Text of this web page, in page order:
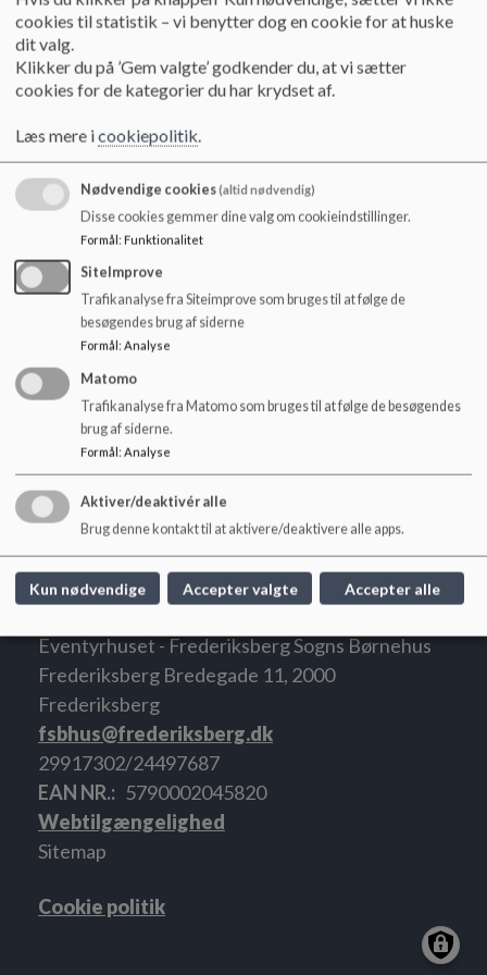
udforske verden omkring dem, styrke deres sociale relationer
og finde glæde i både det velkendte og det nye.
Navnet Eventyrhuset afspejler vores tilgang til
– vi ser eventyret i alt fra en tur til Frederiksberg
Have til en hyggestund med højtlæsning. Vi tror på, at selv de
mindste øjeblikke kan blive magiske, når de deles med andre.
Vores institution har to afdelinger med gode legepladser og
masser af muligheder for leg og udforskning. Vi tager på
udflugter i nærområdet og skaber rum for både fordybelse
og bevægelse i hverdagen.
Vi glæder os til at byde jer velkommen i vores børnehus –
hvor der altid er plads til leg, læring og eventyr.
Vores Børnehus ligger på to matrikler, der blot er adskilt af
en lille vej - den ene matrikel ligger på
Frederiksberg
Bredegade, mens den anden ligger påStorm Petersens vej
Åbningstider:
Mandag - torsdag: 7:00 - 17:00
Fredag: 7:30 - 16:30
Eventyrhuset - Frederiksberg Sogns Børnehus
Frederiksberg Bredegade 11, 2000
Frederiksberg
fsbhus@frederiksberg.dk
29917302/24497687
EAN NR.
5790002045820
Webtilgængelighed
Sitemap
Cookie politik
cookies til statistik – vi benytter dog en cookie for at huske
dit valg.
Klikker du på ’Gem valgte’ godkender du, at vi sætter
cookies for de kategorier du har krydset af.
Læs mere icookiepolitik.
Nødvendige cookies(altid nødvendig)
Disse cookies gemmer dine valg om cookieindstillinger.
Formål: Funktionalitet
SiteImprove
Trafikanalyse fra Siteimprove som bruges til at følge de
besøgendes brug af siderne
Formål : Analyse
Matomo
Trafikanalyse fra Matomo som bruges til at følge de besøgendes
brug af siderne.
Formål: Analyse
Aktiver/deaktivér alle
Brug denne kontakt til at aktivere/deaktivere alle apps.
Kun nødvendige Accepter valgte Accepter alle